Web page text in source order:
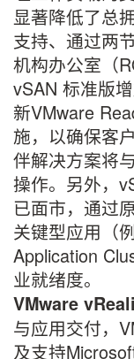
显著降低了总
支持、通过两
机构办公室（
vSAN 标准版
新VMware
施，以确保客
伴解决方案将
操作。另外，
已面市，通过
关键型应用（
Application
业就绪度。
VMware
与应用交付，
及支持